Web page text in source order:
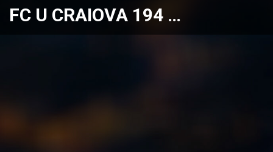
FC U CRAIOVA 194 …